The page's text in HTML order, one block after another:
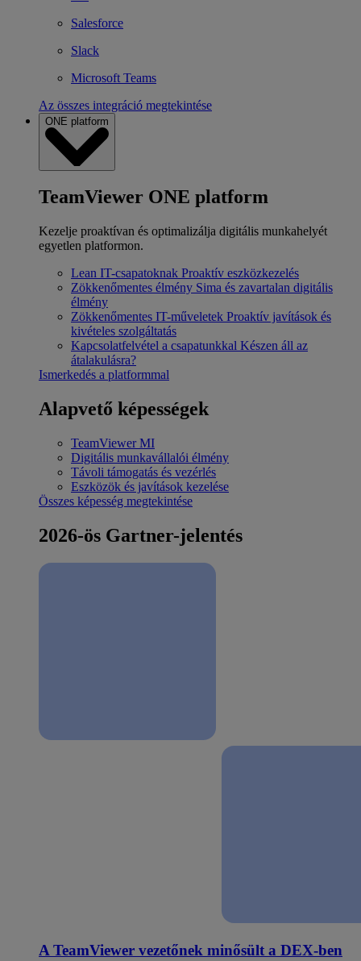
Salesforce
Slack
Microsoft Teams
Az összes integráció megtekintése
ONE platform
TeamViewer ONE platform
Kezelje proaktívan és optimalizálja digitális munkahelyét
egyetlen platformon.
Lean IT-csapatoknak Proaktív eszközkezelés
Zökkenőmentes élmény Sima és zavartalan digitális
élmény
Zökkenőmentes IT-műveletek Proaktív javítások és
kivételes szolgáltatás
Kapcsolatfelvétel a csapatunkkal Készen áll az
átalakulásra?
Ismerkedés a platformmal
Alapvető képességek
TeamViewer MI
Digitális munkavállalói élmény
Távoli támogatás és vezérlés
Eszközök és javítások kezelése
Összes képesség megtekintése
2026-ös Gartner-jelentés
A TeamViewer vezetőnek minősült a DEX-ben